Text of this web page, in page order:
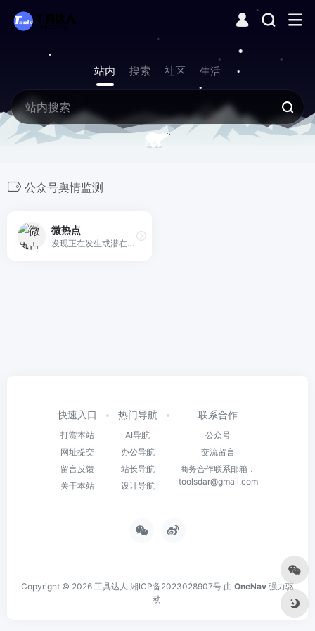
站内 搜索 社区 生活
公众号舆情监测
微热点
发现正在发生或潜在发生的全网热点。
快速入口
打赏本站
网址提交
留言反馈
关于本站
热门导航
AI导航
办公导航
站长导航
设计导航
联系合作
公众号
交流留言
商务合作联系邮箱：
toolsdar@gmail.com
Copyright © 2026 工具达人 湘ICP备2023028907号 由 OneNav 强力驱
动